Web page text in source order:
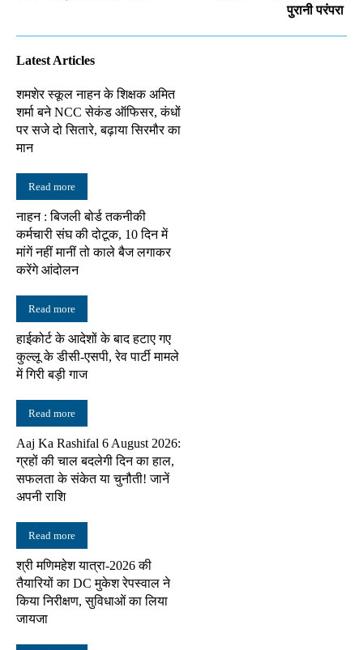
पुरानी परंपरा
Latest Articles
शमशेर स्कूल नाहन के शिक्षक अमित
शर्मा बने NCC सेकंड ऑफिसर, कंधों
पर सजे दो सितारे, बढ़ाया सिरमौर का
मान
Read more
नाहन : बिजली बोर्ड तकनीकी
कर्मचारी संघ की दोटूक, 10 दिन में
मांगें नहीं मानीं तो काले बैज लगाकर
करेंगे आंदोलन
Read more
हाईकोर्ट के आदेशों के बाद हटाए गए
कुल्लू के डीसी-एसपी, रेव पार्टी मामले
में गिरी बड़ी गाज
Read more
Aaj Ka Rashifal 6 August 2026:
ग्रहों की चाल बदलेगी दिन का हाल,
सफलता के संकेत या चुनौती! जानें
अपनी राशि
Read more
श्री मणिमहेश यात्रा-2026 की
तैयारियों का DC मुकेश रेपस्वाल ने
किया निरीक्षण, सुविधाओं का लिया
जायजा